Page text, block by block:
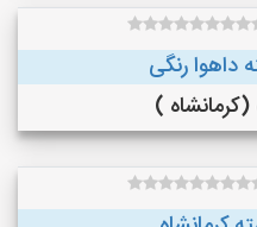
داهوا رنگی